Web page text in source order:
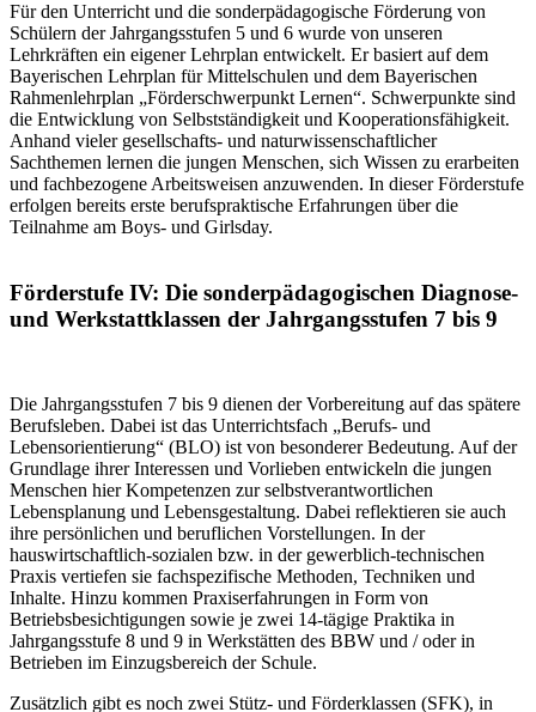
Für den Unterricht und die sonderpädagogische Förderung von
Schülern der Jahrgangsstufen 5 und 6 wurde von unseren
Lehrkräften ein eigener Lehrplan entwickelt. Er basiert auf dem
Bayerischen Lehrplan für Mittelschulen und dem Bayerischen
Rahmenlehrplan „Förderschwerpunkt Lernen“. Schwerpunkte sind
die Entwicklung von Selbstständigkeit und Kooperationsfähigkeit.
Anhand vieler gesellschafts- und naturwissenschaftlicher
Sachthemen lernen die jungen Menschen, sich Wissen zu erarbeiten
und fachbezogene Arbeitsweisen anzuwenden. In dieser Förderstufe
erfolgen bereits erste berufspraktische Erfahrungen über die
Teilnahme am Boys- und Girlsday.
Förderstufe IV: Die sonderpädagogischen Diagnose-
und Werkstattklassen der Jahrgangsstufen 7 bis 9
Die Jahrgangsstufen 7 bis 9 dienen der Vorbereitung auf das spätere
Berufsleben. Dabei ist das Unterrichtsfach „Berufs- und
Lebensorientierung“ (BLO) ist von besonderer Bedeutung. Auf der
Grundlage ihrer Interessen und Vorlieben entwickeln die jungen
Menschen hier Kompetenzen zur selbstverantwortlichen
Lebensplanung und Lebensgestaltung. Dabei reflektieren sie auch
ihre persönlichen und beruflichen Vorstellungen. In der
hauswirtschaftlich-sozialen bzw. in der gewerblich-technischen
Praxis vertiefen sie fachspezifische Methoden, Techniken und
Inhalte. Hinzu kommen Praxiserfahrungen in Form von
Betriebsbesichtigungen sowie je zwei 14-tägige Praktika in
Jahrgangsstufe 8 und 9 in Werkstätten des BBW und / oder in
Betrieben im Einzugsbereich der Schule.
Zusätzlich gibt es noch zwei Stütz- und Förderklassen (SFK), in